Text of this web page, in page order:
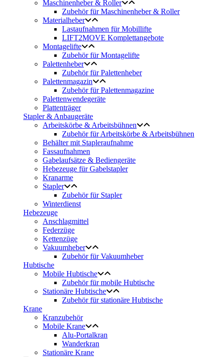
Maschinenheber & Roller
Zubehör für Maschinenheber & Roller
Materialheber
Lastaufnahmen für Mobillifte
LIFT2MOVE Komplettangebote
Montagelifte
Zubehör für Montagelifte
Palettenheber
Zubehör für Palettenheber
Palettenmagazin
Zubehör für Palettenmagazine
Palettenwendegeräte
Plattenträger
Stapler & Anbaugeräte
Arbeitskörbe & Arbeitsbühnen
Zubehör für Arbeitskörbe & Arbeitsbühnen
Behälter mit Stapleraufnahme
Fassaufnahmen
Gabelaufsätze & Bediengeräte
Hebezeuge für Gabelstapler
Kranarme
Stapler
Zubehör für Stapler
Winterdienst
Hebezeuge
Anschlagmittel
Federzüge
Kettenzüge
Vakuumheber
Zubehör für Vakuumheber
Hubtische
Mobile Hubtische
Zubehör für mobile Hubtische
Stationäre Hubtische
Zubehör für stationäre Hubtische
Krane
Kranzubehör
Mobile Krane
Alu-Portalkran
Wanderkran
Stationäre Krane